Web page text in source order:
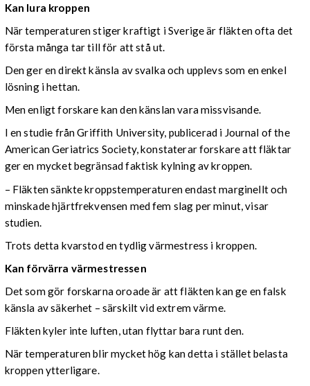
Kan lura kroppen
När temperaturen stiger kraftigt i Sverige är fläkten ofta det
första många tar till för att stå ut.
Den ger en direkt känsla av svalka och upplevs som en enkel
lösning i hettan.
Men enligt forskare kan den känslan vara missvisande.
I en studie från Griffith University, publicerad i Journal of the
American Geriatrics Society, konstaterar forskare att fläktar
ger en mycket begränsad faktisk kylning av kroppen.
– Fläkten sänkte kroppstemperaturen endast marginellt och
minskade hjärtfrekvensen med fem slag per minut, visar
studien.
Trots detta kvarstod en tydlig värmestress i kroppen.
Kan förvärra värmestressen
Det som gör forskarna oroade är att fläkten kan ge en falsk
känsla av säkerhet – särskilt vid extrem värme.
Fläkten kyler inte luften, utan flyttar bara runt den.
När temperaturen blir mycket hög kan detta i stället belasta
kroppen ytterligare.